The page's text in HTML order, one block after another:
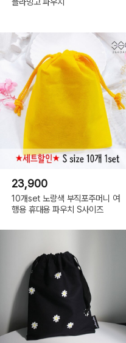
23,900
10개set 노랑색 부직포주머니 여
행용 휴대용 파우치 S사이즈